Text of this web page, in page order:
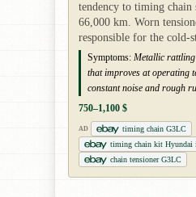
tendency to timing chain
66,000 km. Worn
responsible for the cold-
Symptoms: Metallic rattling
that improves at operating
constant noise and rough
750–1,100 $
AD
timing chain G3LC
timing chain kit Hyundai
chain tensioner G3LC